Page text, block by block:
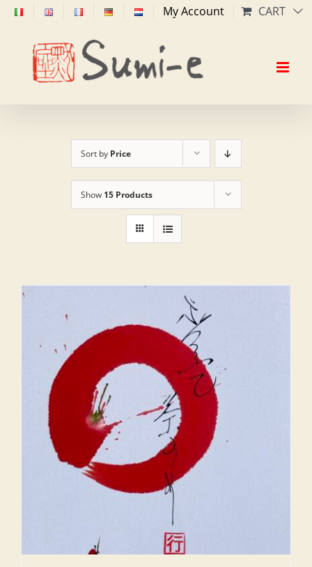
Skip
content
My Account CART
Sort by Price
Show 15 Products